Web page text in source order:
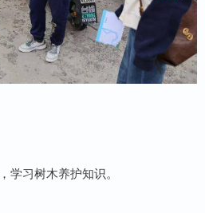
学习树木养护知识。